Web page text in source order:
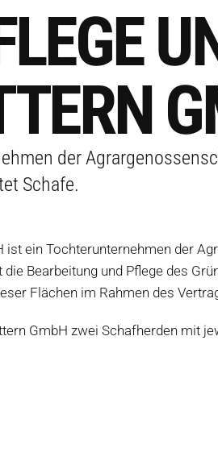
der
Schafe.
ein Tochterunternehmen der
Bearbeitung und Pflege des
Flächen im Rahmen des
GmbH zwei Schafherden mit